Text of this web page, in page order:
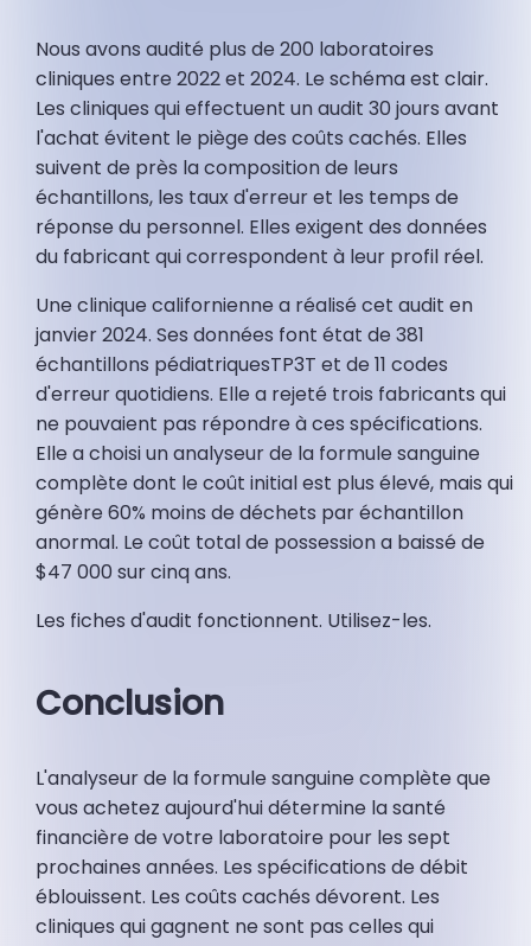
Nous avons audité plus de 200 laboratoires
cliniques entre 2022 et 2024. Le schéma est clair.
Les cliniques qui effectuent un audit 30 jours avant
l'achat évitent le piège des coûts cachés. Elles
suivent de près la composition de leurs
échantillons, les taux d'erreur et les temps de
réponse du personnel. Elles exigent des données
du fabricant qui correspondent à leur profil réel.
Une clinique californienne a réalisé cet audit en
janvier 2024. Ses données font état de 381
échantillons pédiatriquesTP3T et de 11 codes
d'erreur quotidiens. Elle a rejeté trois fabricants qui
ne pouvaient pas répondre à ces spécifications.
Elle a choisi un analyseur de la formule sanguine
complète dont le coût initial est plus élevé, mais qui
génère 60% moins de déchets par échantillon
anormal. Le coût total de possession a baissé de
$47 000 sur cinq ans.
Les fiches d'audit fonctionnent. Utilisez-les.
Conclusion
L'analyseur de la formule sanguine complète que
vous achetez aujourd'hui détermine la santé
financière de votre laboratoire pour les sept
prochaines années. Les spécifications de débit
éblouissent. Les coûts cachés dévorent. Les
cliniques qui gagnent ne sont pas celles qui